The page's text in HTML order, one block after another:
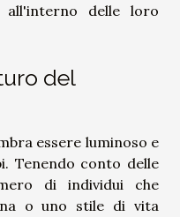
all'interno delle loro
del
essere luminoso e
Tenendo conto delle
di individui che
o uno stile di vita